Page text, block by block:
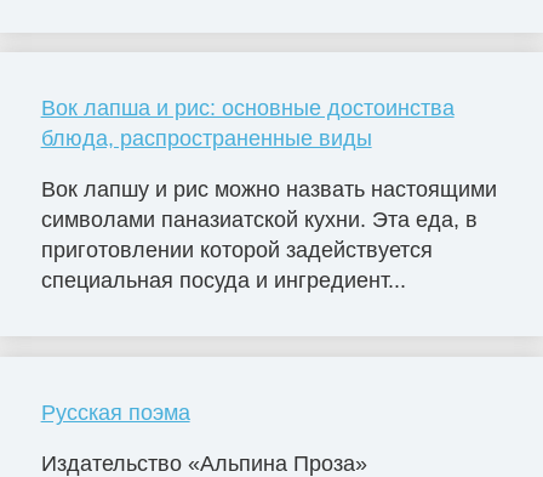
Вок лапша и рис: основные достоинства
блюда, распространенные виды
Вок лапшу и рис можно назвать настоящими
символами паназиатской кухни. Эта еда, в
приготовлении которой задействуется
специальная посуда и ингредиент...
Русская поэма
Издательство «Альпина Проза»